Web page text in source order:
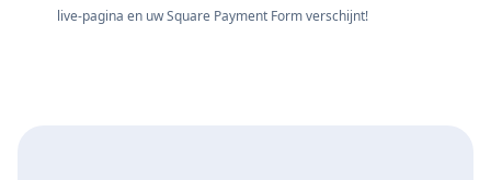
live-pagina en uw Square Payment Form verschijnt!